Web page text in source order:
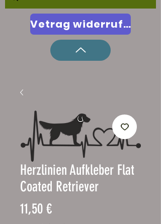
Vetrag widerrufen
Herzlinien Aufkleber Flat
Coated Retriever
11,50 €Precio